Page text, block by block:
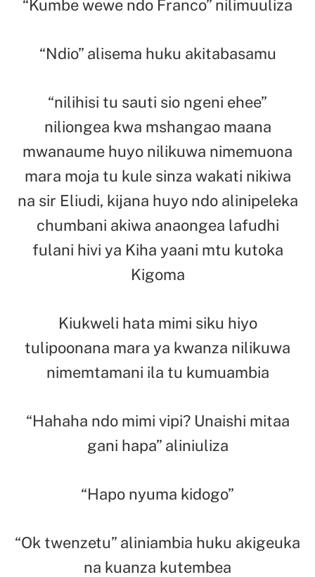
“Kumbe wewe ndo Franco” nilimuuliza
“Ndio” alisema huku akitabasamu
“nilihisi tu sauti sio ngeni ehee”
niliongea kwa mshangao maana
mwanaume huyo nilikuwa nimemuona
mara moja tu kule sinza wakati nikiwa
na sir Eliudi, kijana huyo ndo alinipeleka
chumbani akiwa anaongea lafudhi
fulani hivi ya Kiha yaani mtu kutoka
Kigoma
Kiukweli hata mimi siku hiyo
tulipoonana mara ya kwanza nilikuwa
nimemtamani ila tu kumuambia
“Hahaha ndo mimi vipi? Unaishi mitaa
gani hapa” aliniuliza
“Hapo nyuma kidogo”
“Ok twenzetu” aliniambia huku akigeuka
na kuanza kutembea